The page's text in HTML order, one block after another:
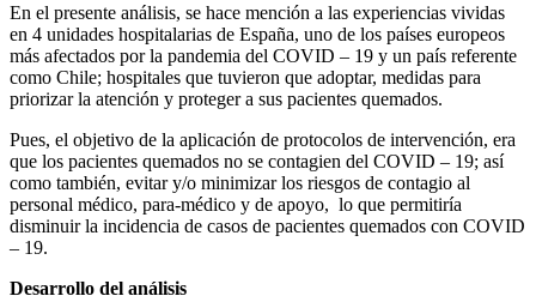
En el presente análisis, se hace mención a las experiencias vividas
en 4 unidades hospitalarias de España, uno de los países europeos
más afectados por la pandemia del COVID – 19 y un país referente
como Chile; hospitales que tuvieron que adoptar, medidas para
priorizar la atención y proteger a sus pacientes quemados.
Pues, el objetivo de la aplicación de protocolos de intervención, era
que los pacientes quemados no se contagien del COVID – 19; así
como también, evitar y/o minimizar los riesgos de contagio al
personal médico, para-médico y de apoyo, lo que permitiría
disminuir la incidencia de casos de pacientes quemados con COVID
– 19.
Desarrollo del análisis